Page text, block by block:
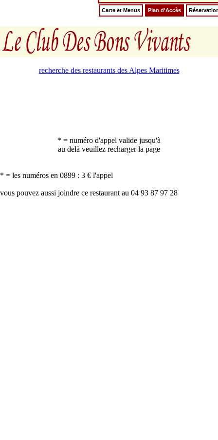
Carte et Menus Plan d'Accès
recherche des restaurants des Alpes Maritimes
* = numéro d'appel valide jusqu'à
au delà veuillez recharger la page
* = les numéros en 0899 : 3 € l'appel
vous pouvez aussi joindre ce restaurant au 04 93 87 97 28